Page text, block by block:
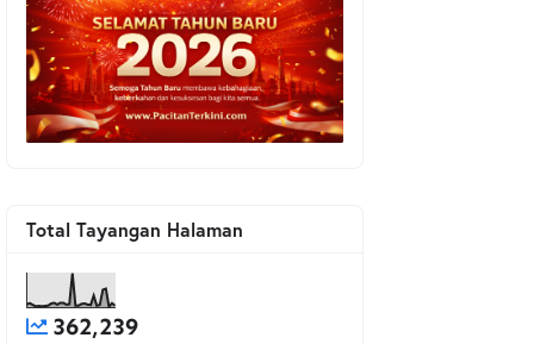
Total Tayangan Halaman
362,239